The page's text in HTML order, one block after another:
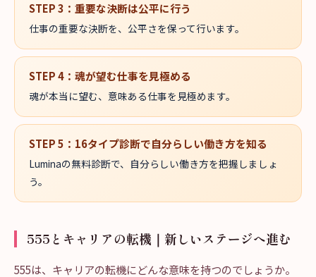
STEP3 ： 重要な決断は公平に行う
仕事の重要な決断を、公平さを保って行います。
STEP4 ： 魂が望む仕事を見極める
魂が本当に望む、意味ある仕事を見極めます。
STEP5 ： 16タイプ診断で自分らしい働き方を知る
Luminaの無料診断で、自分らしい働き方を把握しましょ
う。
555とキャリアの転機｜新しいステージへ進む
555は、キャリアの転機にどんな意味を持つのでしょうか。